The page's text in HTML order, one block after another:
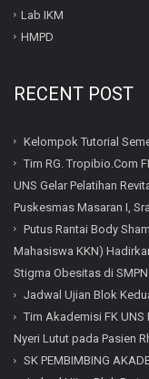
Lab IKM
HMPD
RECENT POST
Kelompok Tutorial
Tim RG. Tropibio.Com
UNS Gelar Pelatihan
Puskesmas Masaran I,
Putus Rantai Body
Mahasiswa KKN)
Stigma Obesitas di
Jadwal Ujian Blok
Tim Akademisi FK
Nyeri Lutut pada Pasien
SK PEMBIMBING